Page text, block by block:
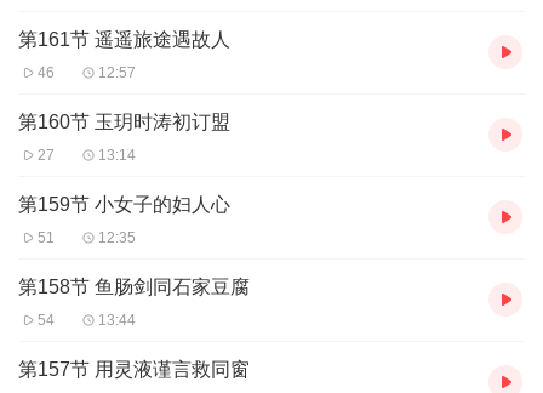
第161节 遥遥旅途遇故人
46 12:57
第160节 玉玥时涛初订盟
27 13:14
第159节 小女子的妇人心
51 12:35
第158节 鱼肠剑同石家豆腐
54 13:44
第157节 用灵液谨言救同窗